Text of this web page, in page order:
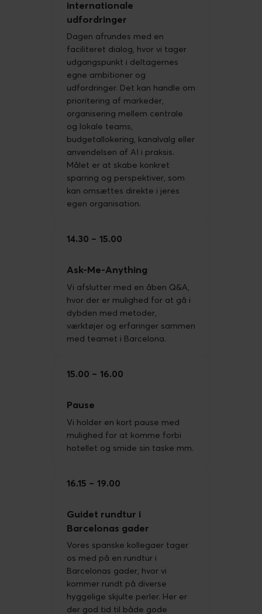
internationale
udfordringer
Dagen afrundes med en
faciliteret dialog, hvor vi tager
udgangspunkt i deltagernes
egne ambitioner og
udfordringer. Det kan handle om
prioritering af markeder,
organisering mellem centrale
og lokale teams,
budgetallokering, kanalvalg eller
anvendelsen af AI i praksis.
Målet er at skabe konkret
sparring og perspektiver, som
kan omsættes direkte i jeres
egen organisation.
14.30 15.00
Ask-Me-Anything
Vi afslutter med en åben Q&A,
hvor der er mulighed for at gå i
dybden med metoder,
værktøjer og erfaringer sammen
med teamet i Barcelona.
15.00 16.00
Pause
Vi holder en kort pause med
mulighed for at komme forbi
hotellet og smide sin taske mm.
16.15 19.00
Guidet rundtur i
Barcelonas gader
Vores spanske kollegaer tager
os med på en rundtur i
Barcelonas gader, hvor vi
kommer rundt på diverse
hyggelige skjulte perler. Her er
der god tid til både gode